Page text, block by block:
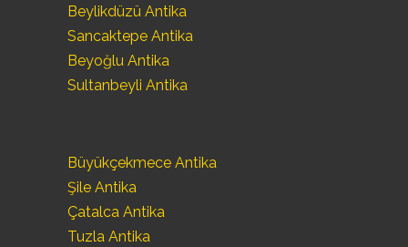
Beylikdüzü Antika
Sancaktepe Antika
Beyoğlu Antika
Sultanbeyli Antika
Büyükçekmece Antika
Şile Antika
Çatalca Antika
Tuzla Antika